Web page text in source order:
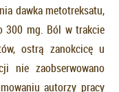
dawka metotreksatu,
300 mg. Ból w trakcie
ostrą zanokcicę u
nie zaobserwowano
autorzy pracy